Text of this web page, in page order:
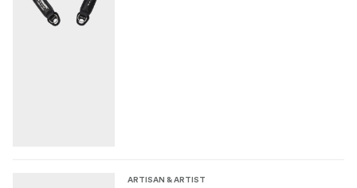
ARTISAN & ARTIST